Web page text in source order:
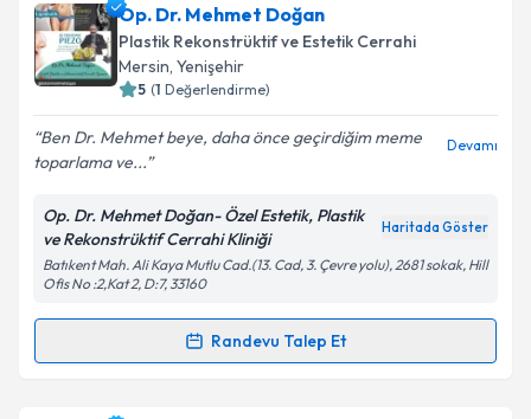
Op. Dr. Volkan Işıkiçin randevu takvimi talebi
oluşturun. Size bu uzmandan randevu almanız için bir
takvim hazırlandığında e-posta ile bilgilendireceğiz.
Kişisel verilerimin işlenmesine ilişkin
Aydınlatma
Metni'ni okudum ve kişisel verilerimin belirtilen
kapsamda işlenmesini kabul ediyorum.
Takvim Talebini Gönder
Op. Dr. Mehmet Doğan
Plastik Rekonstrüktif ve Estetik Cerrahi
Mersin, Yenişehir
5 (1 Değerlendirme)
Ben Dr. Mehmet beye, daha önce geçirdiğim meme
toparlama ve...
Devamı
Op. Dr. Mehmet Doğan- Özel Estetik, Plastik
ve Rekonstrüktif Cerrahi Kliniği
Haritada Göster
Batıkent Mah. Ali Kaya Mutlu Cad.(13. Cad, 3. Çevre yolu), 2681 sokak, Hill
Ofis No :2,Kat 2, D:7, 33160
Randevu Talep Et
Randevu Takvimi Talebi